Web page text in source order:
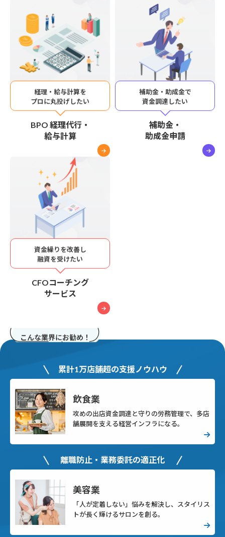
経理・給与計算を
プロに丸投げしたい
BPO 経理代行・
給与計算
補助金・助成金で
資金調達したい
補助金・
助成金申請
資金繰りを改善し
融資を受けたい
CFOコーチング
サービス
こんな業界にお勧め！
累計1万店舗超の支援ノウハウ
飲食業
攻めの出店資金調達と守りの労務管理で、多店
舗展開を支える経営インフラになる。
離職防止・業務委託の適正化
美容業
「人が定着しない」悩みを解決し、スタイリス
トが長く輝けるサロンを創る。